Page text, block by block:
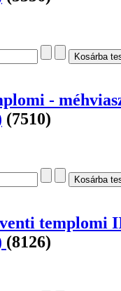
-
(7510)
templomi
(8126)